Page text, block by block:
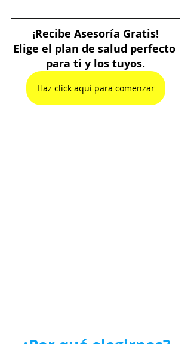
¡Recibe Asesoría Gratis!
Elige el plan de salud perfecto
para ti y los tuyos.
Haz click aquí para comenzar